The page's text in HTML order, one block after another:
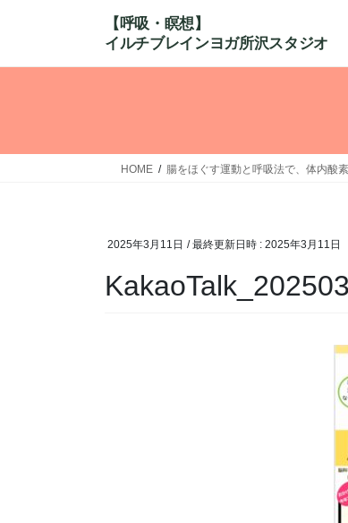
HOME 腸をほぐす運動と呼吸法で、体内酸
2025年3月11日 / 最終更新日時 : 2025年3月11日